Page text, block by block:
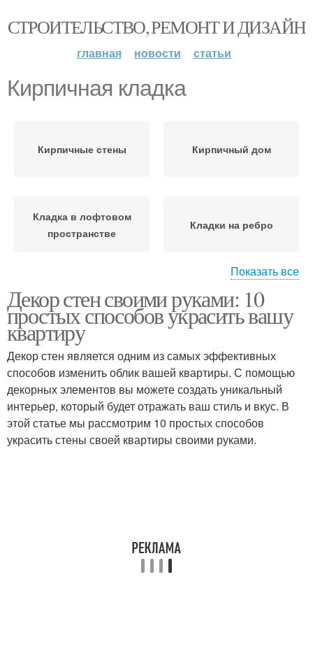
СТРОИТЕЛЬСТВО, РЕМОНТ И ДИЗАЙН
главная новости статьи
Кирпичная кладка
Кирпичные стены Кирпичный дом
Кладка в лофтовом
пространстве
Кладки на ребро
Кладка на ребро Кладка в четверть
Кирпичные
перегородки
Цокольная кладка
Показать все
Декор стен своими руками: 10
простых способов украсить вашу
квартиру
Декор стен является одним из самых эффективных
способов изменить облик вашей квартиры. С помощью
декорных элементов вы можете создать уникальный
интерьер, который будет отражать ваш стиль и вкус. В
этой статье мы рассмотрим 10 простых способов
украсить стены своей квартиры своими руками.